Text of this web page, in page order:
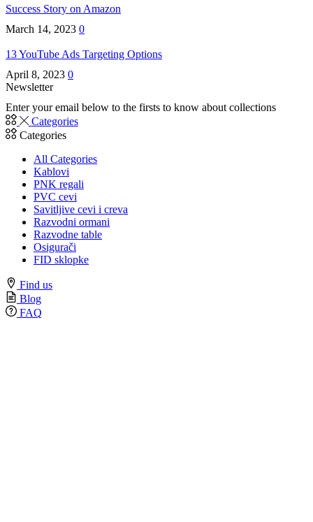
Success Story on Amazon
March 14, 2023 0
13 YouTube Ads Targeting Options
April 8, 2023 0
Newsletter
Enter your email below to the firsts to know about collections
Categories
Categories
All Categories
Kablovi
PNK regali
PVC cevi
Savitljive cevi i creva
Razvodni ormani
Razvodne table
Osigurači
FID sklopke
Find us
Blog
FAQ